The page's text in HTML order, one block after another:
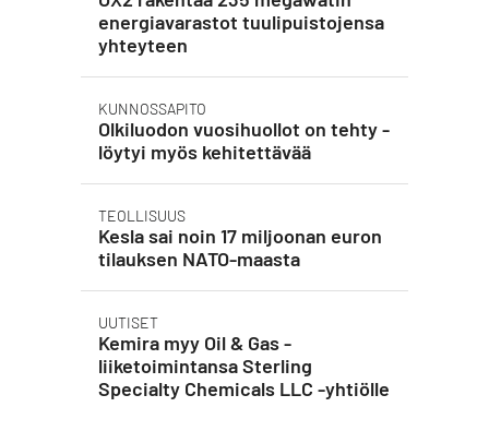
energiavarastot tuulipuistojensa
yhteyteen
KUNNOSSAPITO
Olkiluodon vuosihuollot on tehty -
löytyi myös kehitettävää
TEOLLISUUS
Kesla sai noin 17 miljoonan euron
tilauksen NATO-maasta
UUTISET
Kemira myy Oil & Gas -
liiketoimintansa Sterling
Specialty Chemicals LLC -yhtiölle